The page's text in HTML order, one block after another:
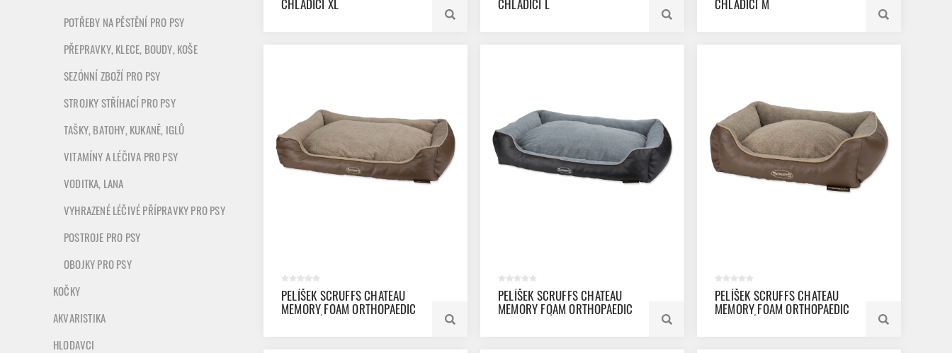
CHLADÍCÍ XL CHLADÍCÍ L CHLADÍCÍ M
PELÍŠEK SCRUFFS CHATEAU
MEMORY FOAM ORTHOPAEDIC
PELÍŠEK SCRUFFS CHATEAU
MEMORY FOAM ORTHOPAEDIC
PELÍŠEK SCRUFFS CHATEAU
MEMORY FOAM ORTHOPAEDIC
POTŘEBY NA PĚSTĚNÍ PRO PSY
PŘEPRAVKY, KLECE, BOUDY, KOŠE
SEZÓNNÍ ZBOŽÍ PRO PSY
STROJKY STŘÍHACÍ PRO PSY
TAŠKY, BATOHY, KUKANĚ, IGLŮ
VITAMÍNY A LÉČIVA PRO PSY
VODITKA, LANA
VYHRAZENÉ LÉČIVÉ PŘÍPRAVKY PRO PSY
POSTROJE PRO PSY
OBOJKY PRO PSY
KOČKY
AKVARISTIKA
HLODAVCI